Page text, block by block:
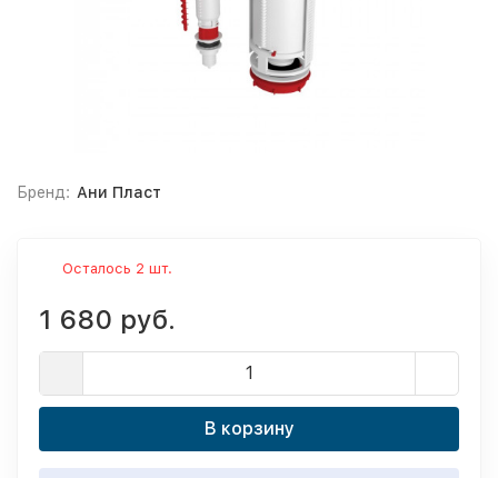
Бренд: Ани Пласт
Осталось 2 шт.
1 680 руб.
В корзину